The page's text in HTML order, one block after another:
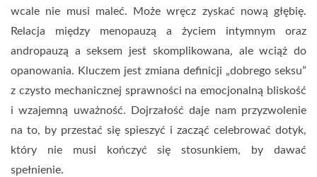
wcale nie musi maleć. Może wręcz zyskać nową głębię.
Relacja między menopauzą a życiem intymnym oraz
andropauzą a seksem jest skomplikowana, ale wciąż do
opanowania. Kluczem jest zmiana definicji „dobrego seksu”
z czysto mechanicznej sprawności na emocjonalną bliskość
i wzajemną uważność. Dojrzałość daje nam przyzwolenie
na to, by przestać się spieszyć i zacząć celebrować dotyk,
który nie musi kończyć się stosunkiem, by dawać
spełnienie.